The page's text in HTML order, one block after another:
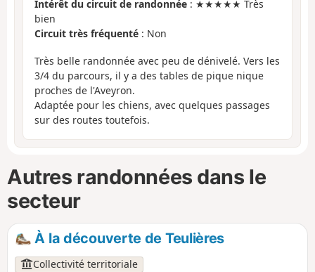
Intérêt du circuit de randonnée : ★★★★★ Très
bien
Circuit très fréquenté : Non
Très belle randonnée avec peu de dénivelé. Vers les
3/4 du parcours, il y a des tables de pique nique
proches de l'Aveyron.
Adaptée pour les chiens, avec quelques passages
sur des routes toutefois.
Autres randonnées dans le
secteur
À la découverte de Teulières
Collectivité territoriale